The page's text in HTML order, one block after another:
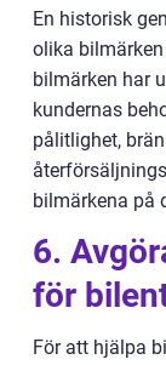
En historisk
olika
bilmärken har
kundernas
pålitlighet,
bilmärkena på
6.
för
För att hjälpa